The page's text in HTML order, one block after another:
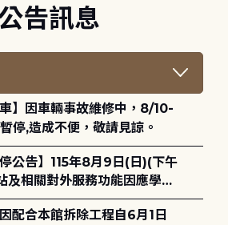
告訊息
停,造成不便，敬請見諒。
及相關對外服務功能因應學術
服務。